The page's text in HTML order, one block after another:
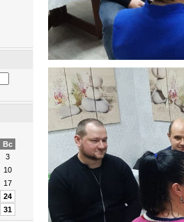
Вс
3
10
17
24
31